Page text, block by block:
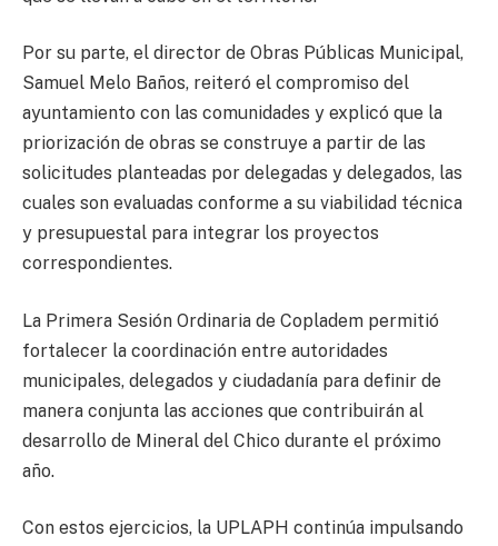
Por su parte, el director de Obras Públicas Municipal,
Samuel Melo Baños, reiteró el compromiso del
ayuntamiento con las comunidades y explicó que la
priorización de obras se construye a partir de las
solicitudes planteadas por delegadas y delegados, las
cuales son evaluadas conforme a su viabilidad técnica
y presupuestal para integrar los proyectos
correspondientes.
La Primera Sesión Ordinaria de Copladem permitió
fortalecer la coordinación entre autoridades
municipales, delegados y ciudadanía para definir de
manera conjunta las acciones que contribuirán al
desarrollo de Mineral del Chico durante el próximo
año.
Con estos ejercicios, la UPLAPH continúa impulsando